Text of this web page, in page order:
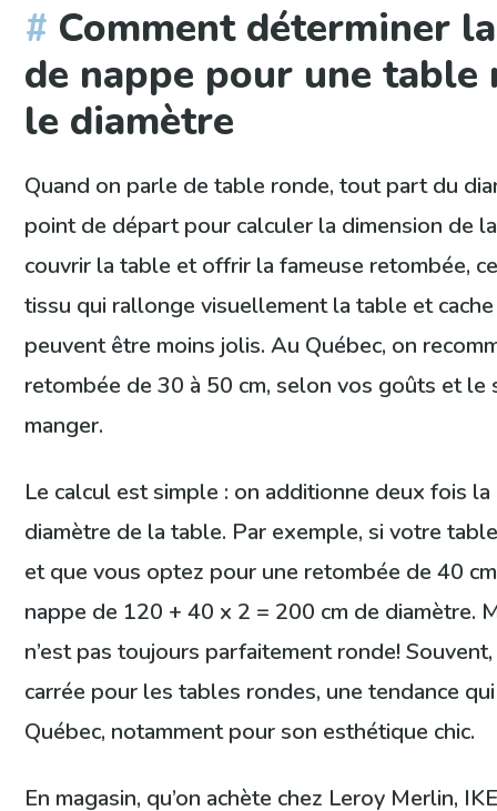
Comment déterminer
de nappe pour une table
le diamètre
Quand on parle de table ronde, tout part du
point de départ pour calculer la dimension de
couvrir la table et offrir la fameuse retombée,
tissu qui rallonge visuellement la table et
peuvent être moins jolis. Au Québec, on
retombée de 30 à 50 cm, selon vos goûts et
manger.
Le calcul est simple : on additionne deux fois
diamètre de la table. Par exemple, si votre
et que vous optez pour une retombée de 40
nappe de 120 + 40 x 2 = 200 cm de diamètre.
n’est pas toujours parfaitement ronde!
carrée pour les tables rondes, une tendance
Québec, notamment pour son esthétique chic.
En magasin, qu’on achète chez Leroy Merlin,